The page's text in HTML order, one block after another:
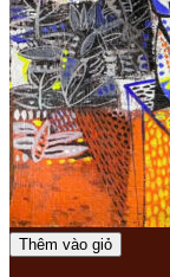
Thêm vào giỏ